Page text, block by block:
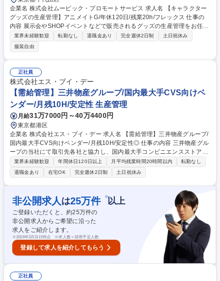
企業名 株式会社ムービック・プロモートサービス 求人名 【キャラクター
グッズの生産管理】アニメイトG/年休120日/残業20h/フレックス 仕事の
内容 展示会やSHOPイベントなどで販売されるグッズの生産管理をお任せ
します。当ポジションは、私たちが世に送り出すグッズの品質を守り、お
客様の笑顔を創り出す、商品製作の要となる仕事です。 【業務内容】幅広
い商品カテゴリの商品製作に携われるため、あなたの知識と経験をさらに
広げることができます。商品の仕様選定と調整や量産サンプルの品質チェ
ックから納品までのクオリティ管理を行っていきます。 【業務詳細】■企
画・営業との連携（スケジュール、製造計画の擦り合わせ等）■製造スケ
ジュール管理（製造工場への発注業務、入荷管理の業務等）■品質・納期
の管理（製造中の品質チェック、納期調整等）など 募集職種 【キャラク
ターグッズの生産管理】アニメイトG/年休120日/残業20h/フレックス
業界未経験歓迎 転勤なし 退職金あり 完全週休2日制
土日祝休み
服装自由
正社員
株式会社エス・ブイ・デー
【需給管理】三井物産グループ/国内最大手CVS向けベ
ンダー/月残10H/安定性 生産管理
月給31万7000円～40万4400円
東京都港区
企業名 株式会社エス・ブイ・デー 求人名 【需給管理】三井物産グループ/
国内最大手CVS向けベンダー/月残10H/安定性◎ 仕事の内容 三井物産グル
ープの当社にて取引先各社と協力し、国内最大手コンビニエンスストア及
び各社スーパーマーケットの店舗へ商品が納品されるまでの一連の流れを
管理します。入社後はOJTにて先輩社員の下で学んでいただ き、業務をお
任せ致します！【詳細】PB等のオリジナル商品に関わる需給管理業務全
般(グループ各社のマーチャンダイザーやメーカーとの折衝にて、生産数
をコントロールする業務)★取引先との商談（Webの場合もあり）では積
極的な提案をする場面が多数あり★安定供給するための、受注予測と商品
手配(季節感を意識しながら、各種SNSやWeb等から情報収集し、受注予
測の実施) ※変更範囲:当社業務全般 募集職種 【需給管理】三井物産グル
ープ/国内最大手CVS向けベンダー/月残10H/安定性◎
業界未経験歓迎 年間休日120日以上 月平均残業時間20時間以内
転勤なし
退職金あり
在宅OK 完全週休2日制 土日祝休み
非公開求人 は25万件 ※以上
ご登録いただくと、約25万件の
非公開求人からご希望に沿った
求人をご紹介します。
※2026年3月31日時点 ※求人数＝採用予定人数
登録して求人を紹介してもらう
正社員